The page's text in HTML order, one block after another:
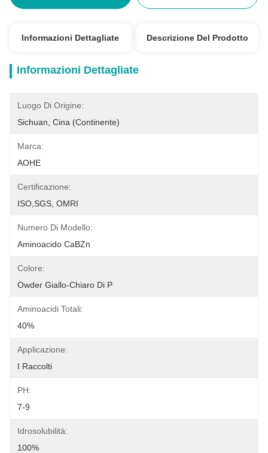
Informazioni Dettagliate Descrizione Del Prodotto
Informazioni Dettagliate
Luogo Di Origine:
Sichuan, Cina (continente)
Marca:
AOHE
Certificazione:
ISO,SGS, OMRI
Numero Di Modello:
Aminoacido CaBZn
Colore:
Owder Giallo-Chiaro Di P
Aminoacidi Totali:
40%
Applicazione:
I Raccolti
PH:
7-9
Idrosolubilità:
100%